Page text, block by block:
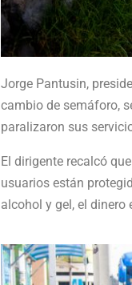
Jorge Pantusin,
cambio de semáforo,
paralizaron sus
El dirigente recalcó
usuarios están
alcohol y gel, el